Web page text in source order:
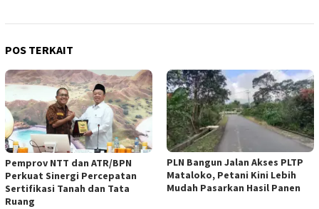
POS TERKAIT
Pemprov NTT dan ATR/BPN
Perkuat Sinergi Percepatan
Sertifikasi Tanah dan Tata
Ruang
PLN Bangun Jalan Akses PLTP
Mataloko, Petani Kini Lebih
Mudah Pasarkan Hasil Panen